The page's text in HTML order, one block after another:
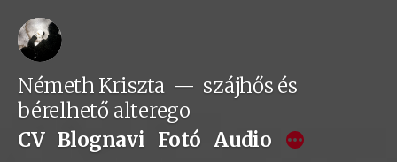
Tartalomhoz
Németh Kriszta
szájhős és
bérelhető alterego
CV Blognavi Fotó Audio